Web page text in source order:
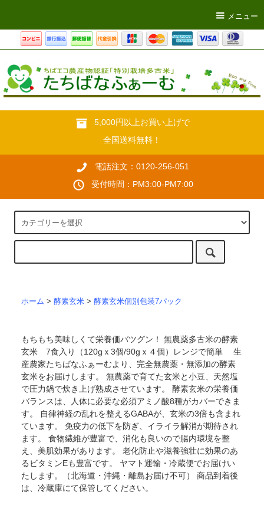
メニュー
5,000円以上お買い上げで
全国送料無料！
電話注文：0120-256-051
受付時間：PM3:00-PM7:00
ホーム > 酵素玄米 > 酵素玄米個別包装7パック
もちもち美味しくて栄養価バツグン！ 無農薬多古米の酵素
玄米 7食入り（120gｘ3個/90gｘ４個）レンジで簡単 生
産農家たちばなふぁーむより、完全無農薬・無添加の酵素
玄米をお届けします。 無農薬で育てた玄米と小豆、天然塩
で圧力鍋で炊き上げ熟成させています。 酵素玄米の栄養価
バランスは、人体に必要な必須アミノ酸8種がカバーできま
す。 自律神経の乱れを整えるGABAが、玄米の3倍も含まれ
ています。 免疫力の低下を防ぎ、イライラ解消が期待され
ます。 食物繊維が豊富で、消化も良いので腸内環境を整
え、美肌効果があります。 老化防止や滋養強壮に効果のあ
るビタミンEも豊富です。 ヤマト運輸・冷蔵便でお届けい
たします。（北海道・沖縄・離島お届け不可） 商品到着後
は、冷蔵庫にて保管してください。